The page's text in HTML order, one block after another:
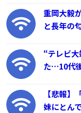
重岡大毅
と長年の
“テレビ
た…10代
【悲報
妹にとん